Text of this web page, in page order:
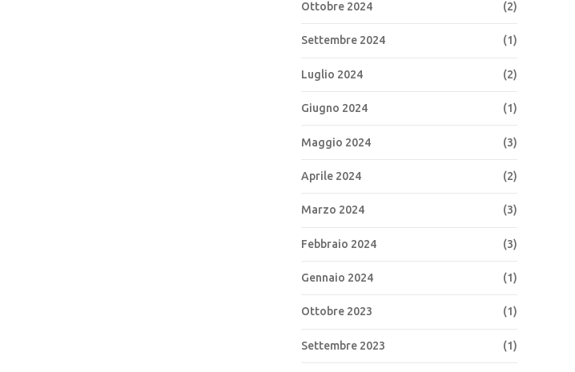
Ottobre 2024 (2)
Settembre 2024 (1)
Luglio 2024 (2)
Giugno 2024 (1)
Maggio 2024 (3)
Aprile 2024 (2)
Marzo 2024 (3)
Febbraio 2024 (3)
Gennaio 2024 (1)
Ottobre 2023 (1)
Settembre 2023 (1)